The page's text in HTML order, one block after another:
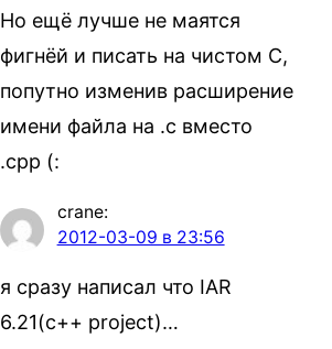
Но ещё лучше не маятся
фигнёй и писать на чистом C,
попутно изменив расширение
имени файла на .c вместо
.cpp (:
crane:
2012-03-09 в 23:56
я сразу написал что IAR
6.21(c++ project)…